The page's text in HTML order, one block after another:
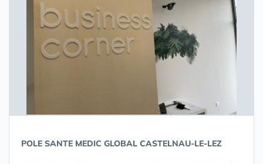
POLE SANTE MEDIC GLOBAL CASTELNAU-LE-LEZ